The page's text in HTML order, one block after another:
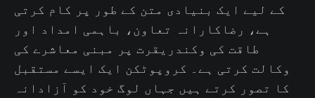
کے لیے ایک بنیادی متن کے طور پر کام کرتی
ہے، رضاکارانہ تعاون، باہمی امداد اور
طاقت کی وکندریقرت پر مبنی معاشرے کی
وکالت کرتی ہے۔ کروپوٹکن ایک ایسے مستقبل
کا تصور کرتے ہیں جہاں لوگ خود کو آزادانہ